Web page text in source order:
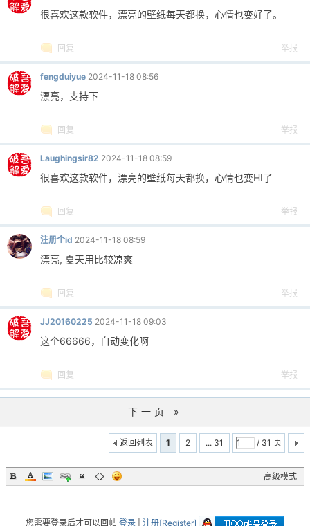
很喜欢这款软件，漂亮的壁纸每天都换，心情也变好了。
回复 举报
fengduiyue 2024-11-18 08:56
漂亮，支持下
回复 举报
Laughingsir82 2024-11-18 08:59
很喜欢这款软件，漂亮的壁纸每天都换，心情也变HI了
回复 举报
注册个id 2024-11-18 08:59
漂亮, 夏天用比较凉爽
回复 举报
JJ20160225 2024-11-18 09:03
这个66666，自动变化啊
回复 举报
下一页 »
1 2 ... 31 / 31 页
返回列表
高级模式
您需要登录后才可以回帖 登录 注册[Register]